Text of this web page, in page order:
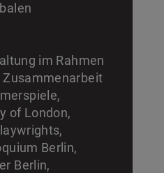
im Rahmen
Zusammenarbeit
of London,
Berlin,
Berlin,